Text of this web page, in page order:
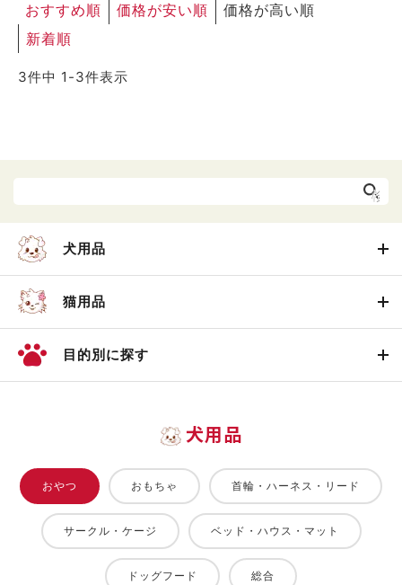
おすすめ順 価格が安い順
価格が高い順
新着順
3件中 1 -3件表示
犬用品
猫用品
目的別に探す
犬用品
おやつ おもちゃ 首輪・ハーネス・リード
サークル・ケージ ベッド・ハウス・マット
ドッグフード 総合